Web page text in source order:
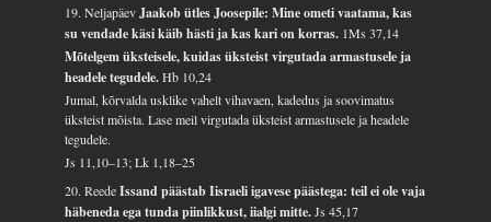
19. NeljapäevJaakob ütles Joosepile: Mine ometi vaatama, kas
su vendade käsi käib hästi ja kas kari on korras. 1Ms 37,14
Mõtelgem üksteisele, kuidas üksteist virgutada armastusele ja
headele tegudele.Hb 10,24
Jumal, kõrvalda usklike vahelt vihavaen, kadedus ja soovimatus
üksteist mõista. Lase meil virgutada üksteist armastusele ja headele
tegudele.
Js 11,10–13; Lk 1,18–25
20. ReedeIssand päästab Iisraeli igavese päästega: teil ei ole vaja
häbeneda ega tunda piinlikkust, iialgi mitte.Js 45,17